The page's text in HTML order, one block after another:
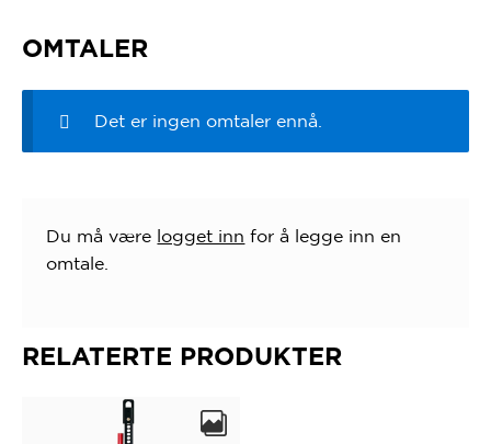
OMTALER
Det er ingen omtaler ennå.
Du må være logget inn for å legge inn en
omtale.
RELATERTE PRODUKTER